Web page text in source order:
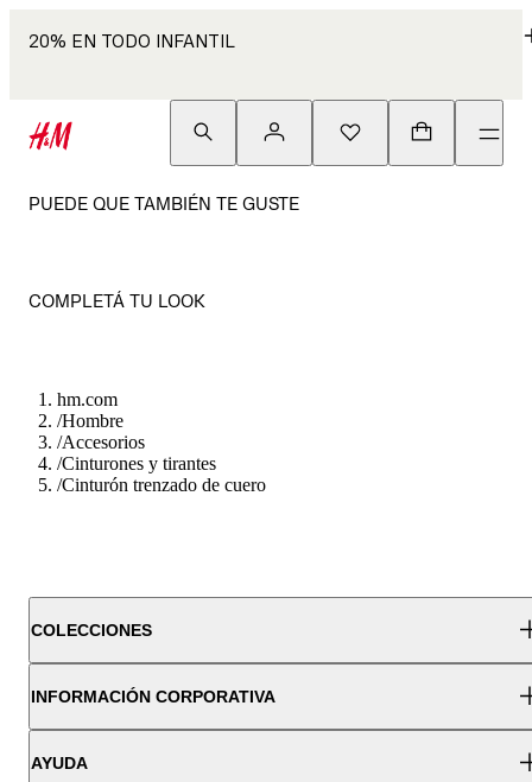
20% EN TODO INFANTIL
PUEDE QUE TAMBIÉN TE GUSTE
COMPLETÁ TU LOOK
hm.com
/Hombre
/Accesorios
/Cinturones y tirantes
/Cinturón trenzado de cuero
COLECCIONES
INFORMACIÓN CORPORATIVA
AYUDA